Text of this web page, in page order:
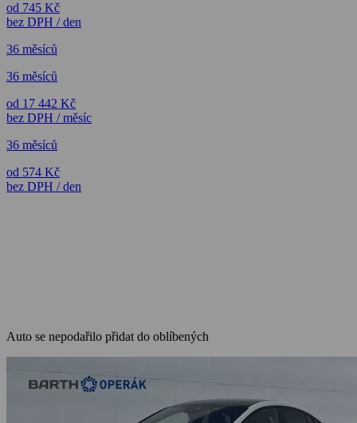
od 745 Kč
bez DPH / den
36 měsíců
36 měsíců
od 17 442 Kč
bez DPH / měsíc
36 měsíců
od 574 Kč
bez DPH / den
Auto se nepodařilo přidat do oblíbených